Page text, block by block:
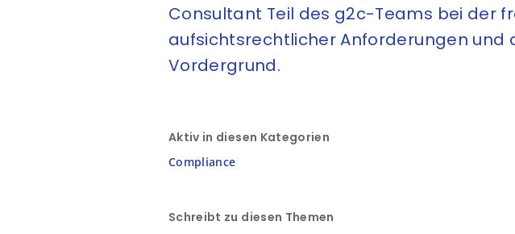
Consultant Teil des g2c-Teams bei der
aufsichtsrechtlicher Anforderungen und
Vordergrund.
Aktiv in diesen Kategorien
Compliance
Schreibt zu diesen Themen